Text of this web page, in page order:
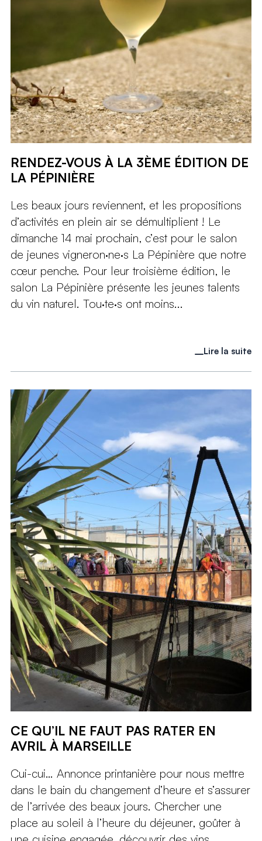
RENDEZ-VOUS À LA 3ÈME ÉDITION DE
LA PÉPINIÈRE
Les beaux jours reviennent, et les propositions
d’activités en plein air se démultiplient ! Le
dimanche 14 mai prochain, c’est pour le salon
de jeunes vigneron·ne·s La Pépinière que notre
cœur penche. Pour leur troisième édition, le
salon La Pépinière présente les jeunes talents
du vin naturel. Tou·te·s ont moins...
Lire la suite
CE QU’IL NE FAUT PAS RATER EN
AVRIL À MARSEILLE
Cui-cui… Annonce printanière pour nous mettre
dans le bain du changement d’heure et s’assurer
de l’arrivée des beaux jours. Chercher une
place au soleil à l’heure du déjeuner, goûter à